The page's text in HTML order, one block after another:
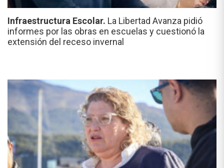
Infraestructura Escolar. La Libertad Avanza pidió
informes por las obras en escuelas y cuestionó la
extensión del receso invernal